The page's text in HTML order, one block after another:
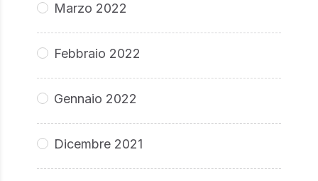
Marzo 2022
Febbraio 2022
Gennaio 2022
Dicembre 2021